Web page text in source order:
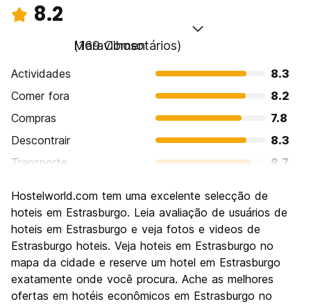
8.2
Maravilhoso
(169 Comentários)
Actividades
8.3
Comer fora
8.2
Compras
7.8
Descontrair
8.3
Transporte
8.7
Cultura
8.9
Festas / vida noturna
Custo-beneficio
7.5
Hostelworld.com tem uma excelente selecção de
hoteis em Estrasburgo. Leia avaliação de usuários de
hoteis em Estrasburgo e veja fotos e videos de
Estrasburgo hoteis. Veja hoteis em Estrasburgo no
mapa da cidade e reserve um hotel em Estrasburgo
exatamente onde você procura. Ache as melhores
ofertas em hotéis econômicos em Estrasburgo no